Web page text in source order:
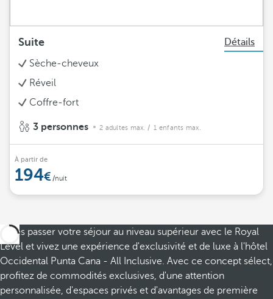
Suite
Détails
Sèche-cheveux
Réveil
Coffre-fort
3 personnes 2 adultes max. / 1 enfants max.
À partir de
194 /nuit
Faites passer votre séjour au niveau supérieur avec le Royal
Level et vivez une expérience d'exclusivité et de luxe à l'hôtel
Occidental Punta Cana - All Inclusive. Avec ce concept sélect,
profitez de commodités exclusives, d'une attention
personnalisée, d'espaces privés et d'avantages de première